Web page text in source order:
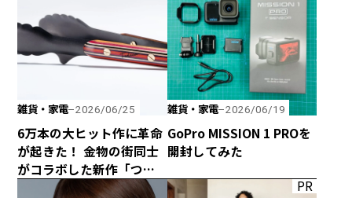
雑貨・家電 2026/06/25
6万本の大ヒット作に革命
が起きた！ 金物の街同士
がコラボした新作「つか
みのトング」が登場！
雑貨・家電 2026/06/19
GoPro MISSION 1 PROを
開封してみた
PR